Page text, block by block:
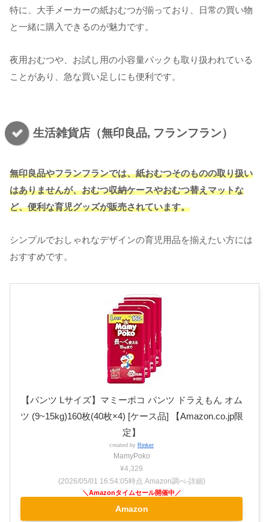
特に、大手メーカーの紙おむつが揃っており、日常の買い物
と一緒に購入できるのが魅力です。
夜用おむつや、お試し用の小容量パックも取り扱われている
ことがあり、急な買い足しにも便利です。
生活雑貨店（無印良品, フランフラン）
無印良品やフランフランでは、紙おむつそのものの取り扱い
はありませんが、おむつ収納ケースやおむつ替えマットな
ど、便利な育児グッズが販売されています。
シンプルでおしゃれなデザインの育児用品を揃えたい方には
おすすめです。
【パンツ Lサイズ】マミーポコ パンツ ドラえもん オム
ツ (9~15kg)160枚(40枚×4) [ケース品] 【Amazon.co.jp限
定】
created by Rinker
MamyPoko
¥4,329
(2026/05/01 16:54:05時点 Amazon調べ-詳細)
Amazon